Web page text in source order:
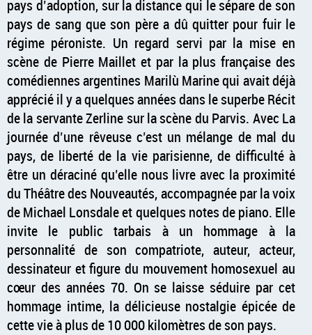
pays d’adoption, sur la distance qui le sépare de son
pays de sang que son père a dû quitter pour fuir le
régime péroniste. Un regard servi par la mise en
scène de Pierre Maillet et par la plus française des
comédiennes argentines Marilù Marine qui avait déjà
apprécié il y a quelques années dans le superbe Récit
de la servante Zerline sur la scène du Parvis. Avec La
journée d’une rêveuse c’est un mélange de mal du
pays, de liberté de la vie parisienne, de difficulté à
être un déraciné qu’elle nous livre avec la proximité
du Théâtre des Nouveautés, accompagnée par la voix
de Michael Lonsdale et quelques notes de piano. Elle
invite le public tarbais à un hommage à la
personnalité de son compatriote, auteur, acteur,
dessinateur et figure du mouvement homosexuel au
cœur des années 70. On se laisse séduire par cet
hommage intime, la délicieuse nostalgie épicée de
cette vie à plus de 10 000 kilomètres de son pays.